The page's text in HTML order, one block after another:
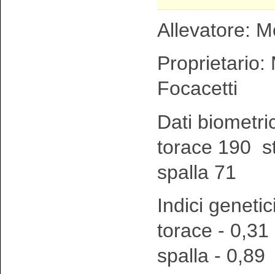
Allevatore:
Proprietario:
Focacetti
Dati
torace 190
spalla 71
Indici
torace -
spalla - 0,89